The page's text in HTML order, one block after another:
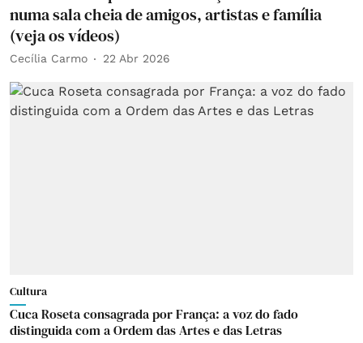
numa sala cheia de amigos, artistas e família
(veja os vídeos)
Cecília Carmo 22 Abr 2026
Cultura
Cuca Roseta consagrada por França: a voz do fado
distinguida com a Ordem das Artes e das Letras